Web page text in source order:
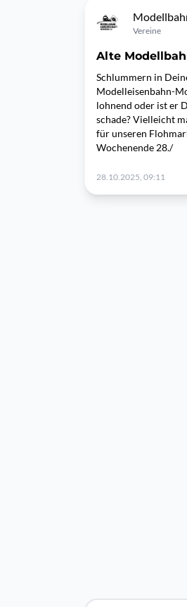
Vereine
Alte
Schlummern in
Modelleisenbahn-
lohnend oder ist er
schade? Vielleicht
für unseren
Wochenende 28./
28.10.2025, 09:11